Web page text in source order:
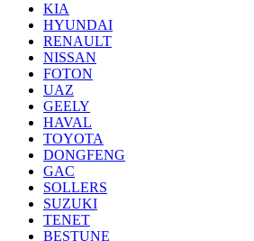
KIA
HYUNDAI
RENAULT
NISSAN
FOTON
UAZ
GEELY
HAVAL
TOYOTA
DONGFENG
GAC
SOLLERS
SUZUKI
TENET
BESTUNE